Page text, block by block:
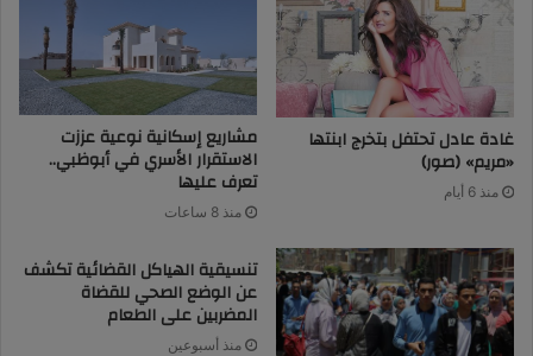
غادة عادل تحتفل بتخرج ابنتها
«مريم» (صور)
منذ 6 أيام
مشاريع إسكانية نوعية عززت
الاستقرار الأسري في أبوظبي..
تعرف عليها
منذ 8 ساعات
تنسيقية الهياكل القضائية تكشف
عن الوضع الصحي للقضاة
المضربين على الطعام
منذ أسبوعين